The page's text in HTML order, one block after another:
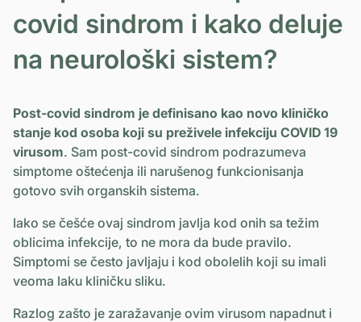
covid sindrom i kako deluje
na neurološki sistem?
Post-covid sindrom je definisano kao novo kliničko
stanje kod osoba koji su preživele infekciju COVID 19
virusom. Sam post-covid sindrom podrazumeva
simptome oštećenja ili narušenog funkcionisanja
gotovo svih organskih sistema.
Iako se češće ovaj sindrom javlja kod onih sa težim
oblicima infekcije, to ne mora da bude pravilo.
Simptomi se često javljaju i kod obolelih koji su imali
veoma laku kliničku sliku.
Razlog zašto je zaražavanje ovim virusom napadnut i